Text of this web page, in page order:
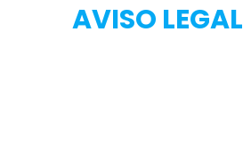
AVISO LEGAL